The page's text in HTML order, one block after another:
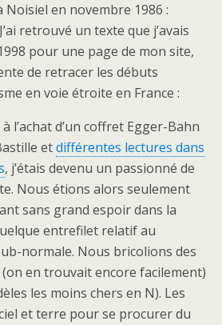
Noisiel en novembre 1986 :
retrouvé un texte que j’avais
pour une page de mon site,
de retracer les débuts
en voie étroite en France :
l’achat d’un coffret Egger-Bahn
etdifférentes lectures dans
, j’étais devenu un passionné de
Nous étions alors seulement
sans grand espoir dans la
entrefilet relatif au
normale. Nous bricolions des
en trouvait encore facilement)
les moins chers en N). Les
et terre pour se procurer du